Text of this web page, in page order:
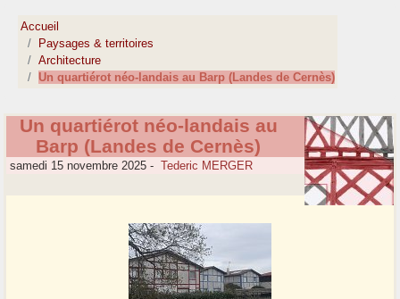
Accueil
Paysages & territoires
Architecture
Un quartiérot néo-landais au Barp (Landes de Cernès)
Un quartiérot néo-landais au
Barp (Landes de Cernès)
samedi 15 novembre 2025 - Tederic MERGER